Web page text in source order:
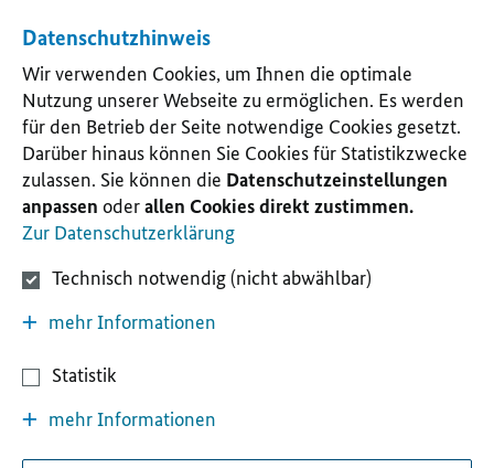
Datenschutzhinweis
Wir verwenden Cookies, um Ihnen die optimale
Nutzung unserer Webseite zu ermöglichen. Es werden
für den Betrieb der Seite notwendige Cookies gesetzt.
Darüber hinaus können Sie Cookies für Statistikzwecke
zulassen. Sie können die Datenschutzeinstellungen
anpassen oderallen Cookies direkt zustimmen.
Zur Datenschutzerklärung
Technisch notwendig (nicht abwählbar)
mehr Informationen
Statistik
mehr Informationen